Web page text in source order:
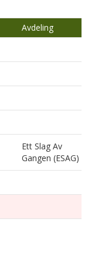
Avdeling
Ett Slag Av
Gangen (ESAG)